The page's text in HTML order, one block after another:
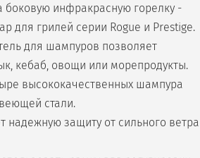
боковую инфракрасную горелку -
для грилей серии Rogue и Prestige.
для шампуров позволяет
кебаб, овощи или морепродукты.
высококачественных шампура
стали.
надежную защиту от сильного ветра